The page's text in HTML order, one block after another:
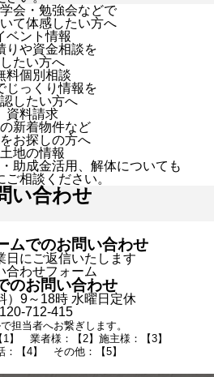
会・勉強会などで
て体感したい方へ
ベント情報
りや資金相談を
したい方へ
料個別相談
じっくり情報を
したい方へ
資料請求
新着物件など
お探しの方へ
土地の情報
助成金活用、解体についても
ご相談ください。
い合わせ
ムでのお問い合わせ
日にご返信いたします
合わせフォーム
のお問い合わせ
）9～18時 水曜日定休
712-415
担当者へお繋ぎします。
1】 業者様：【2】施主様：【3】
：【4】 その他：【5】